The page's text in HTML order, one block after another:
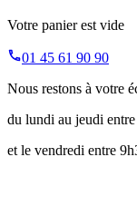
Votre panier est vide
01 45 61 90 90
Nous restons à votre
du lundi au jeudi
et le vendredi entre